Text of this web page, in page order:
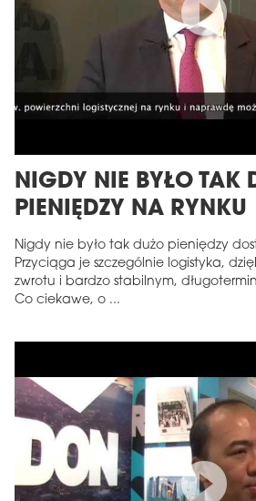
NIGDY NIE BYŁO TAK
PIENIĘDZY NA RYNKU
Nigdy nie było tak dużo pieniędzy
Przyciąga je szczególnie logistyka,
zwrotu i bardzo stabilnym,
Co ciekawe, o ...